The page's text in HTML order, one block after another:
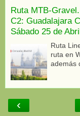
Ruta MTB-
C2: Guadalajara
Sábado 25 de
Ruta
ruta en
además
‹